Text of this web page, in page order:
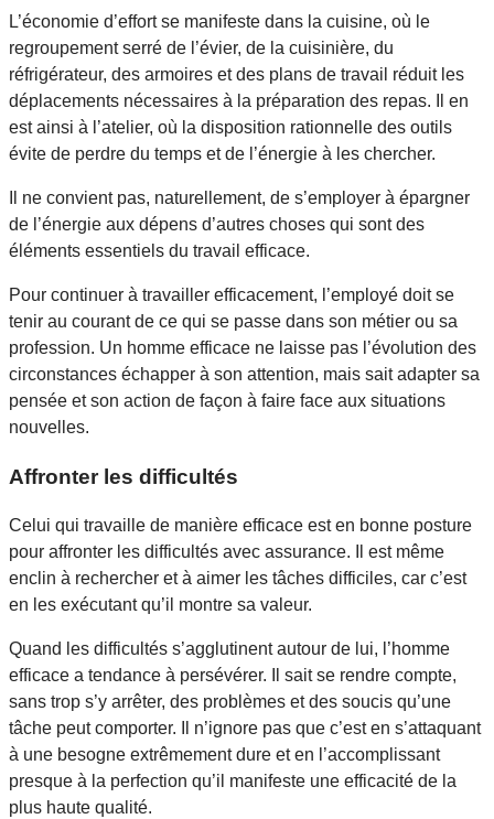
L’économie d’effort se manifeste dans la cuisine, où le
regroupement serré de l’évier, de la cuisinière, du
réfrigérateur, des armoires et des plans de travail réduit les
déplacements nécessaires à la préparation des repas. Il en
est ainsi à l’atelier, où la disposition rationnelle des outils
évite de perdre du temps et de l’énergie à les chercher.
Il ne convient pas, naturellement, de s’employer à épargner
de l’énergie aux dépens d’autres choses qui sont des
éléments essentiels du travail efficace.
Pour continuer à travailler efficacement, l’employé doit se
tenir au courant de ce qui se passe dans son métier ou sa
profession. Un homme efficace ne laisse pas l’évolution des
circonstances échapper à son attention, mais sait adapter sa
pensée et son action de façon à faire face aux situations
nouvelles.
Affronter les difficultés
Celui qui travaille de manière efficace est en bonne posture
pour affronter les difficultés avec assurance. Il est même
enclin à rechercher et à aimer les tâches difficiles, car c’est
en les exécutant qu’il montre sa valeur.
Quand les difficultés s’agglutinent autour de lui, l’homme
efficace a tendance à persévérer. Il sait se rendre compte,
sans trop s’y arrêter, des problèmes et des soucis qu’une
tâche peut comporter. Il n’ignore pas que c’est en s’attaquant
à une besogne extrêmement dure et en l’accomplissant
presque à la perfection qu’il manifeste une efficacité de la
plus haute qualité.